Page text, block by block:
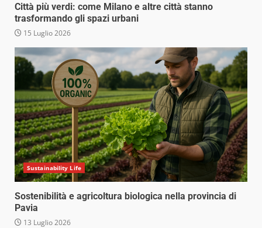
Città più verdi: come Milano e altre città stanno
trasformando gli spazi urbani
15 Luglio 2026
Sustainability Life
Sostenibilità e agricoltura biologica nella provincia di
Pavia
13 Luglio 2026